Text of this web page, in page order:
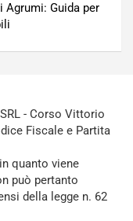
Guida per
- Corso Vittorio
Fiscale e Partita
quanto viene
può pertanto
della legge n. 62